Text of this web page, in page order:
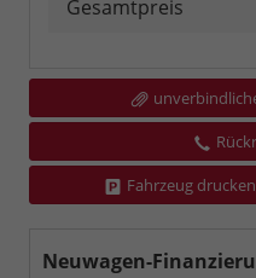
Gesamtpreis
Fahrzeug
Neuwagen-